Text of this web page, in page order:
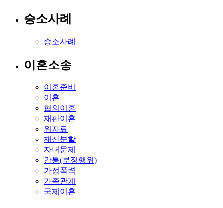
승소사례
승소사례
이혼소송
이혼준비
이혼
협의이혼
재판이혼
위자료
재산분할
자녀문제
간통(부정행위)
가정폭력
가족관계
국제이혼